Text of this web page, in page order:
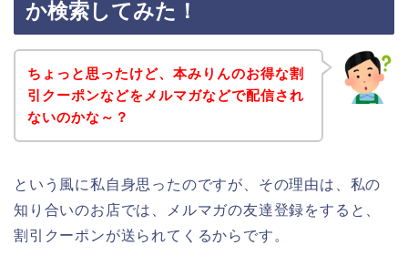
か検索してみた！
ちょっと思ったけど、本みりんのお得な割
引クーポンなどをメルマガなどで配信され
ないのかな～？
という風に私自身思ったのですが、その理由は、私の
知り合いのお店では、メルマガの友達登録をすると、
割引クーポンが送られてくるからです。